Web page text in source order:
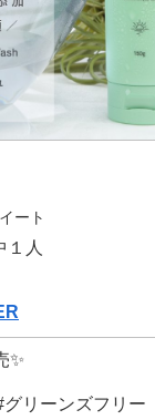
ート
１人
✨
リーンズフリー